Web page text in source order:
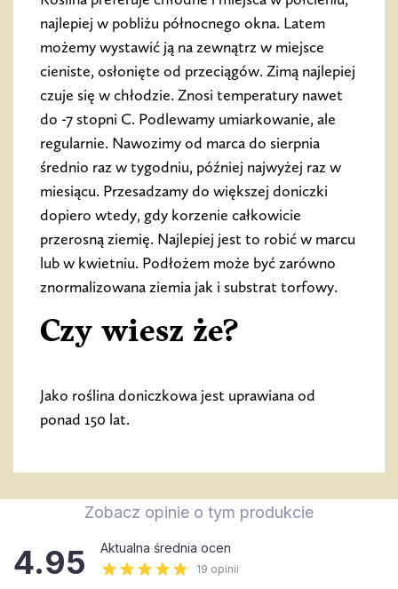
najlepiej w pobliżu północnego okna. Latem
możemy wystawić ją na zewnątrz w miejsce
cieniste, osłonięte od przeciągów. Zimą najlepiej
czuje się w chłodzie. Znosi temperatury nawet
do -7 stopni C. Podlewamy umiarkowanie, ale
regularnie. Nawozimy od marca do sierpnia
średnio raz w tygodniu, później najwyżej raz w
miesiącu. Przesadzamy do większej doniczki
dopiero wtedy, gdy korzenie całkowicie
przerosną ziemię. Najlepiej jest to robić w marcu
lub w kwietniu. Podłożem może być zarówno
znormalizowana ziemia jak i substrat torfowy.
Czy wiesz że?
Jako roślina doniczkowa jest uprawiana od
ponad 150 lat.